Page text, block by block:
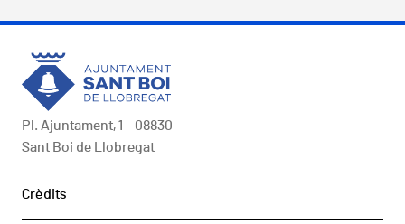
Pl. Ajuntament, 1 - 08830
Sant Boi de Llobregat
Peu
Crèdits